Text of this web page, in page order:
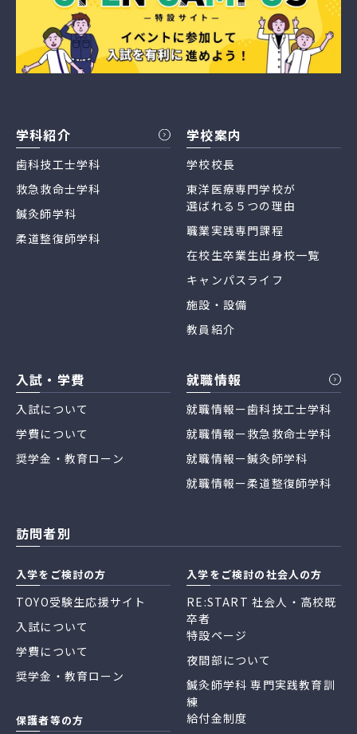
学科紹介
歯科技工士学科
救急救命士学科
鍼灸師学科
柔道整復師学科
学校案内
学校校長
東洋医療専門学校が
選ばれる５つの理由
職業実践専門課程
在校生卒業生出身校一覧
キャンパスライフ
施設・設備
教員紹介
入試・学費
入試について
学費について
奨学金・教育ローン
就職情報
就職情報ー歯科技工士学科
就職情報ー救急救命士学科
就職情報ー鍼灸師学科
就職情報ー柔道整復師学科
訪問者別
入学をご検討の方
TOYO受験生応援サイト
入試について
学費について
奨学金・教育ローン
保護者等の方
入学をご検討の社会人の方
RE:START 社会人・高校既
卒者
特設ページ
夜間部について
鍼灸師学科 専門実践教育訓
練
給付金制度